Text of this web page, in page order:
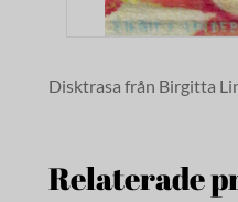
Disktrasa från Birgitta
Relaterade